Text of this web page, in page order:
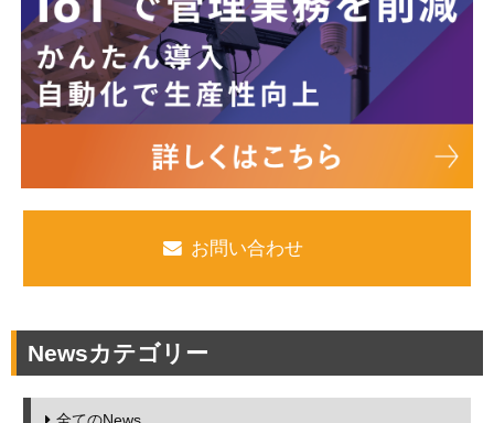
お問い合わせ
Newsカテゴリー